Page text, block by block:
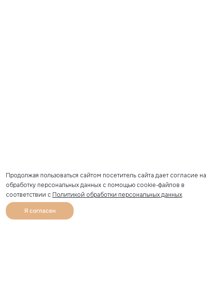
Каталог Избранное
Продолжая пользоваться сайтом посетитель сайта дает согласие на
обработку персональных данных с помощью cookie-файлов в
соответствии с Политикой обработки персональных данных.
Я согласен